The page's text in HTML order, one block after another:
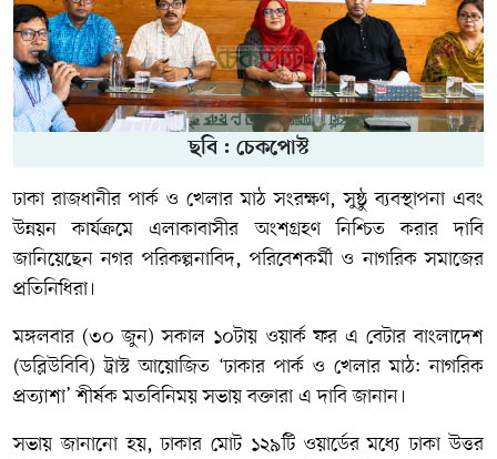
ছবি : চেকপোস্ট
ঢাকা রাজধানীর পার্ক ও খেলার মাঠ সংরক্ষণ, সুষ্ঠু ব্যবস্থাপনা এবং
উন্নয়ন কার্যক্রমে এলাকাবাসীর অংশগ্রহণ নিশ্চিত করার দাবি
জানিয়েছেন নগর পরিকল্পনাবিদ, পরিবেশকর্মী ও নাগরিক সমাজের
প্রতিনিধিরা।
মঙ্গলবার (৩০ জুন) সকাল ১০টায় ওয়ার্ক ফর এ বেটার বাংলাদেশ
(ডব্লিউবিবি) ট্রাস্ট আয়োজিত ‘ঢাকার পার্ক ও খেলার মাঠ: নাগরিক
প্রত্যাশা’ শীর্ষক মতবিনিময় সভায় বক্তারা এ দাবি জানান।
সভায় জানানো হয়, ঢাকার মোট ১২৯টি ওয়ার্ডের মধ্যে ঢাকা উত্তর